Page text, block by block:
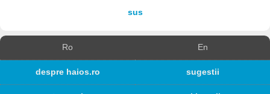
sus
Ro En
despre haios.ro sugestii